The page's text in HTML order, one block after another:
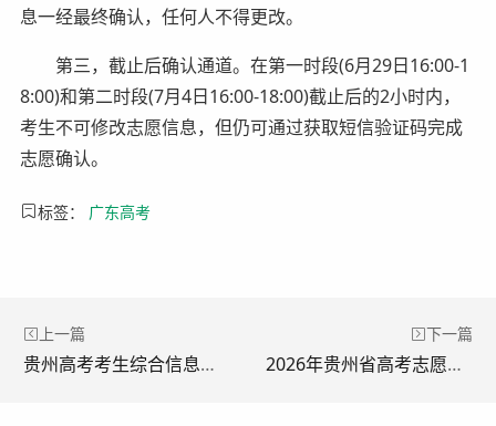
息一经最终确认，任何人不得更改。
第三，截止后确认通道。在第一时段(6月29日16:00-1
8:00)和第二时段(7月4日16:00-18:00)截止后的2小时内，
考生不可修改志愿信息，但仍可通过获取短信验证码完成
志愿确认。
标签： 广东高考
上一篇
贵州高考考生综合信息平台官网入口：http://gkks.eaagz.org.cn
下一篇
2026年贵州省高考志愿填报辅助系统官网：http://zyfz.eaagz.org.cn